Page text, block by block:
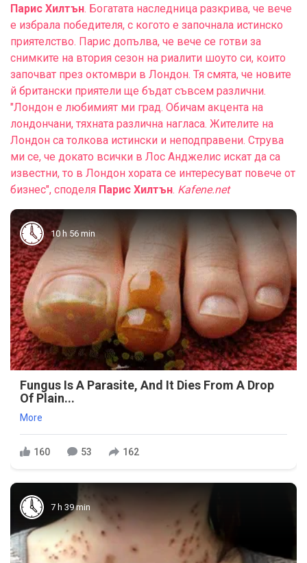
Парис Хилтън. Богатата наследница разкрива, че вече
е избрала победителя, с когото е започнала истинско
приятелство. Парис допълва, че вече се готви за
снимките на втория сезон на риалити шоуто си, които
започват през октомври в Лондон. Тя смята, че новите
й британски приятели ще бъдат съвсем различни.
"Лондон е любимият ми град. Обичам акцента на
лондончани, тяхната различна нагласа. Жителите на
Лондон са толкова истински и неподправени. Струва
ми се, че докато всички в Лос Анджелис искат да са
известни, то в Лондон хората се интересуват повече от
бизнес", споделя Парис Хилтън. Kafene.net
10 h 56 min
Fungus Is A Parasite, And It Dies From A Drop
Of Plain...
More
160 53 162
7 h 39 min